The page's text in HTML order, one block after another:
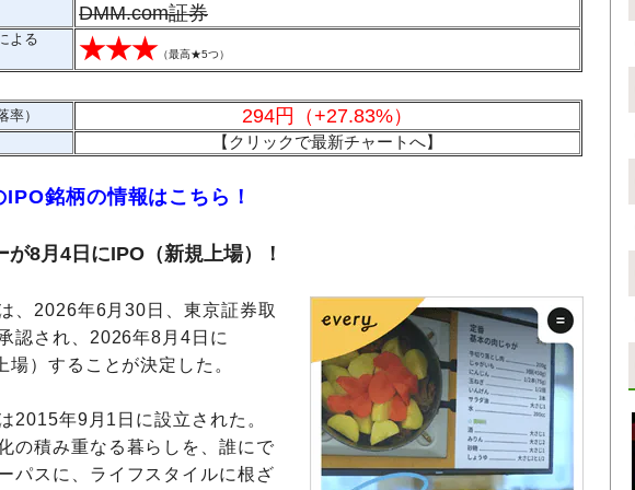
DMM.com証券
よる
★★★ （最高★5つ）
率） 294円（+27.83%）
【クリックで最新チャートへ】
IPO銘柄の情報はこちら！
が8月4日にIPO（新規上場）！
、2026年6月30日、東京証券取
認され、2026年8月4日に
場）することが決定した。
2015年9月1日に設立された。
の積み重なる暮らしを、誰にで
パスに、ライフスタイルに根ざ